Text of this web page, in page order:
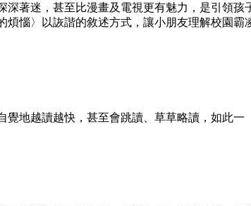
著迷，甚至比漫畫及電視更有魅力，是引領孩
惱〉以詼諧的敘述方式，讓小朋友理解校園霸
地越讀越快，甚至會跳讀、草草略讀，如此一